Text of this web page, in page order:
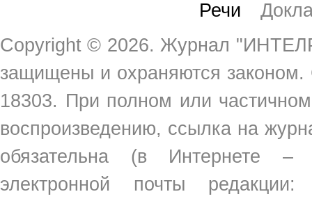
Речи
Copyright © 2026. Журнал
защищены и охраняются
18303. При полном или
воспроизведению, ссылка на
обязательна (в Интернете
электронной почты